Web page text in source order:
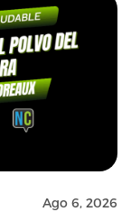
Ago 6, 2026